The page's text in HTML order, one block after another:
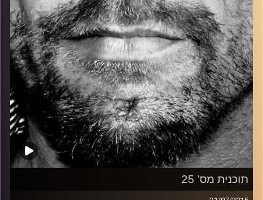
תוכנית מס' 25